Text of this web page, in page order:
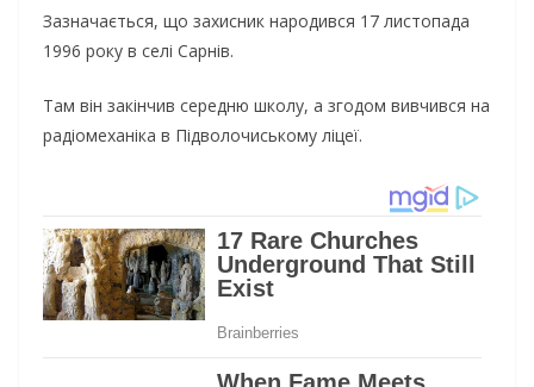
Зазначається, що захисник народився 17 листопада
1996 року в селі Сарнів.
Там він закінчив середню школу, а згодом вивчився на
радіомеханіка в Підволочиському ліцеї.